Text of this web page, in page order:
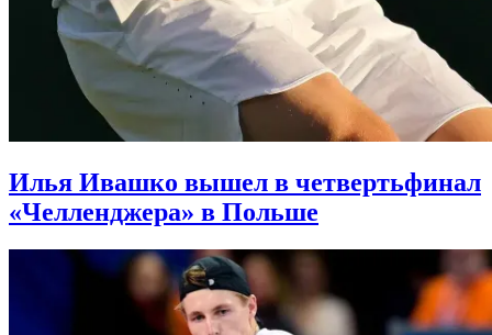
Илья Ивашко вышел в четвертьфинал
«Челленджера» в Польше